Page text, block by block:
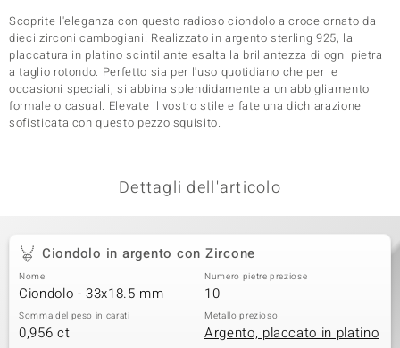
Scoprite l'eleganza con questo radioso ciondolo a croce ornato da
dieci zirconi cambogiani. Realizzato in argento sterling 925, la
placcatura in platino scintillante esalta la brillantezza di ogni pietra
a taglio rotondo. Perfetto sia per l'uso quotidiano che per le
occasioni speciali, si abbina splendidamente a un abbigliamento
formale o casual. Elevate il vostro stile e fate una dichiarazione
sofisticata con questo pezzo squisito.
Dettagli dell'articolo
Ciondolo in argento con Zircone
Nome
Ciondolo - 33x18.5 mm
Numero pietre preziose
10
Somma del peso in carati
0,956 ct
Metallo prezioso
Argento, placcato in platino